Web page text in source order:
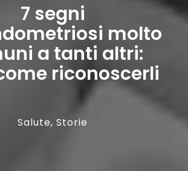
7 segni
molto
a tanti altri:
riconoscerli
Salute, Storie